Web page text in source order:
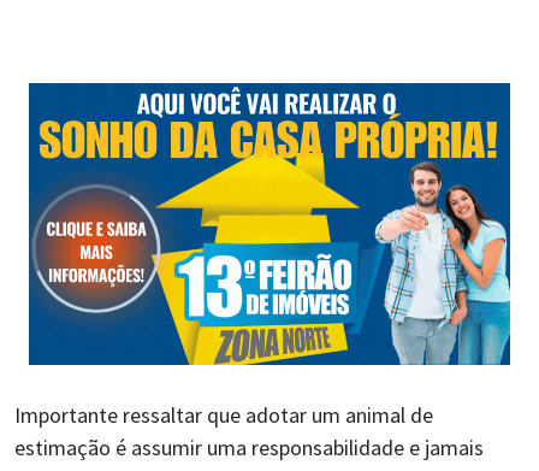
Importante ressaltar que adotar um animal de
estimação é assumir uma responsabilidade e jamais